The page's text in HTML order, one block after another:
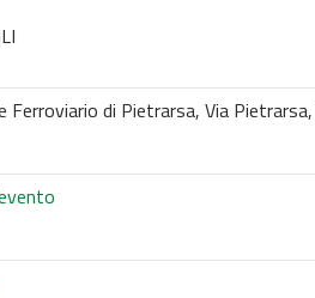
Ferroviario di Pietrarsa, Via